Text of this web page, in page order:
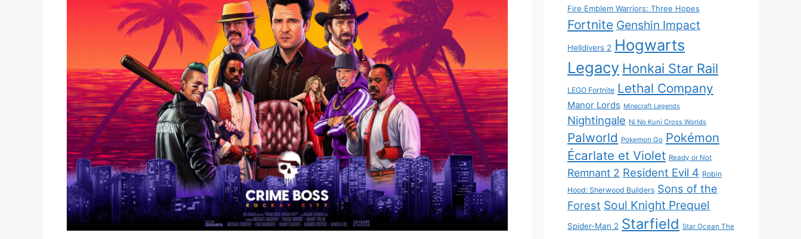
Fire Emblem Warriors: Three Hopes
Fortnite Genshin Impact
Helldivers 2 Hogwarts
Legacy Honkai Star Rail
LEGO Fortnite Lethal Company
Manor Lords Minecraft Legends
Nightingale Ni No Kuni Cross Worlds
Palworld Pokemon Go Pokémon
Écarlate et Violet Ready or Not
Remnant 2 Resident Evil 4 Robin
Hood: Sherwood Builders Sons of the
Forest Soul Knight Prequel
Spider-Man 2 Starfield Star Ocean The